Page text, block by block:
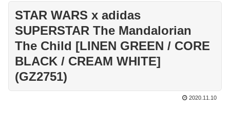
STAR WARS x adidas
SUPERSTAR The Mandalorian
The Child [LINEN GREEN / CORE
BLACK / CREAM WHITE]
(GZ2751)
2020.11.10